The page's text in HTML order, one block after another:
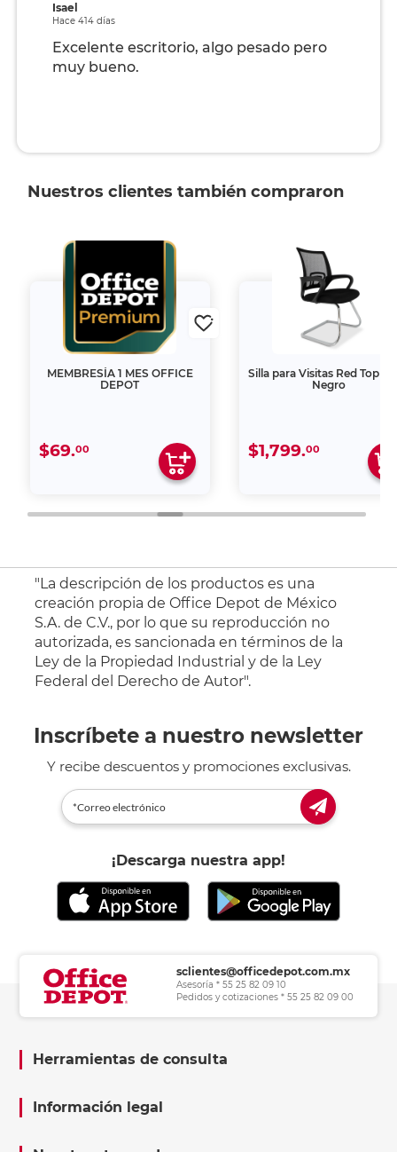
Isael
Hace 414 días
Excelente escritorio, algo pesado pero
muy bueno.
Nuestros clientes también compraron
MEMBRESÍA 1 MES OFFICE
DEPOT
$69.00
Silla para Visitas Red Top
Negro
$1,799.00
"La descripción de los productos es una
creación propia de Office Depot de México
S.A. de C.V., por lo que su reproducción no
autorizada, es sancionada en términos de la
Ley de la Propiedad Industrial y de la Ley
Federal del Derecho de Autor".
Inscríbete a nuestro newsletter
Y recibe descuentos y promociones exclusivas.
¡Descarga nuestra app!
sclientes@officedepot.com.mx
Asesoría * 55 25 82 09 10
Pedidos y cotizaciones * 55 25 82 09 00
Herramientas de consulta
Información legal